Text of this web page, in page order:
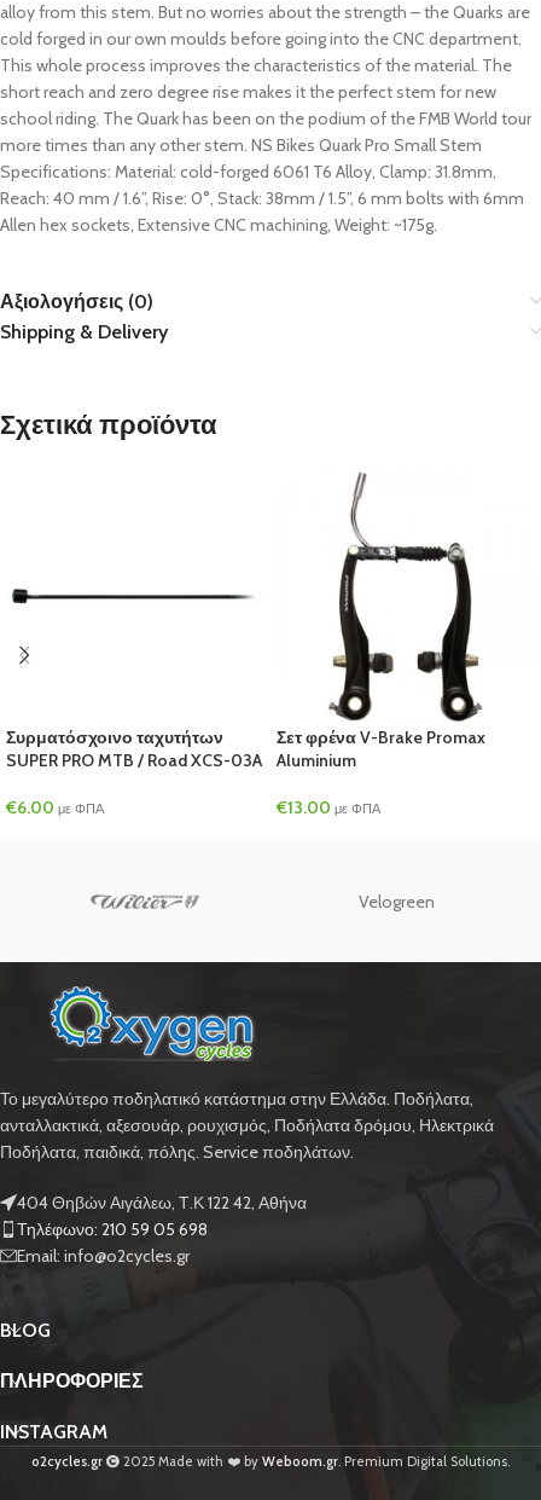
alloy from this stem. But no worries about the strength – the Quarks are
cold forged in our own moulds before going into the CNC department.
This whole process improves the characteristics of the material. The
short reach and zero degree rise makes it the perfect stem for new
school riding. The Quark has been on the podium of the FMB World tour
more times than any other stem. NS Bikes Quark Pro Small Stem
Specifications: Material: cold-forged 6061 T6 Alloy, Clamp: 31.8mm,
Reach: 40 mm / 1.6”, Rise: 0°, Stack: 38mm / 1.5”, 6 mm bolts with 6mm
Allen hex sockets, Extensive CNC machining, Weight: ~175g.
Αξιολογήσεις (0)
Shipping & Delivery
Σχετικά προϊόντα
Συρματόσχοινο ταχυτήτων
SUPER PRO MTB / Road XCS-03A
€6.00 με ΦΠΑ
Σετ φρένα V-Brake Promax
Aluminium
€13.00 με ΦΠΑ
Velogreen
Το μεγαλύτερο ποδηλατικό κατάστημα στην Ελλάδα. Ποδήλατα,
ανταλλακτικά, αξεσουάρ, ρουχισμός, Ποδήλατα δρόμου, Ηλεκτρικά
Ποδήλατα, παιδικά, πόλης. Service ποδηλάτων.
404 Θηβών Αιγάλεω, Τ.Κ 122 42, Αθήνα
Τηλέφωνο: 210 59 05 698
Email: info@o2cycles.gr
BLOG
ΠΛΗΡΟΦΟΡΙΕΣ
INSTAGRAM
o2cycles.gr 2025 Made with ❤️ by Weboom.gr. Premium Digital Solutions.